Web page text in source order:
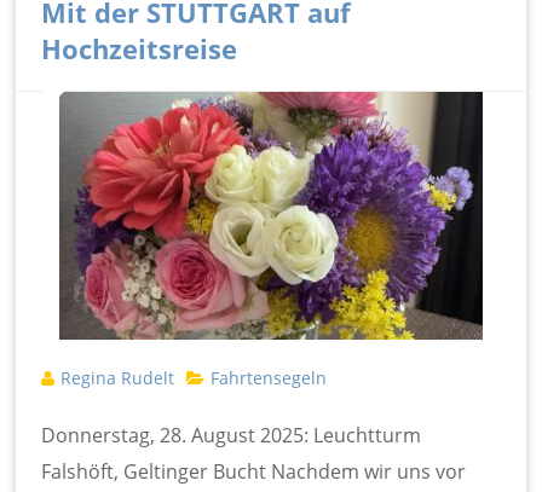
Mit der STUTTGART auf
Hochzeitsreise
Regina Rudelt Fahrtensegeln
Donnerstag, 28. August 2025: Leuchtturm
Falshöft, Geltinger Bucht Nachdem wir uns vor